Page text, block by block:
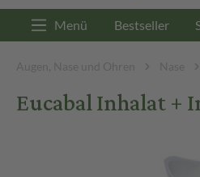
Menü Bestseller
Augen, Nase und Ohren Nase
Eucabal Inhalat +